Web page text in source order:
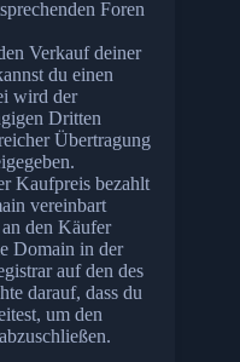
Foren
Verkauf deiner
du einen
wird der
Dritten
Übertragung
Kaufpreis bezahlt
vereinbart
den Käufer
Domain in der
auf den des
darauf, dass du
um den